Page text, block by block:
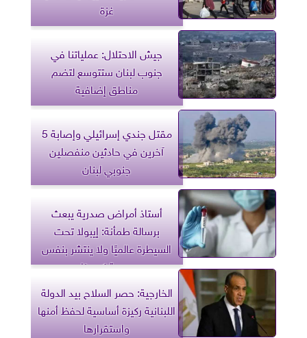
غزة
جيش الاحتلال: عملياتنا في
جنوب لبنان ستتوسع لتضم
مناطق إضافية
مقتل جندي إسرائيلي وإصابة 5
آخرين في حادثين منفصلين
جنوبي لبنان
أستاذ أمراض صدرية يبعث
برسالة طمأنة: إيبولا تحت
السيطرة عالميًا ولا ينتشر بنفس
سرعة كورونا
الخارجية: حصر السلاح بيد الدولة
اللبنانية ركيزة أساسية لحفظ أمنها
واستقرارها